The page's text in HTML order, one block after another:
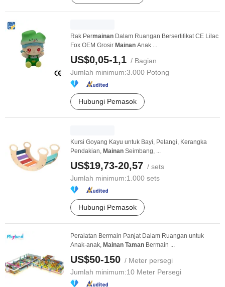
Rak Permainan Dalam Ruangan Bersertifikat CE Lilac
Fox OEM Grosir Mainan Anak ...
US$0,05-1,1 / Bagian
Jumlah minimum:3.000 Potong
Hubungi Pemasok
Kursi Goyang Kayu untuk Bayi, Pelangi, Kerangka
Pendakian, Mainan Seimbang, ...
US$19,73-20,57 / sets
Jumlah minimum:1.000 sets
Hubungi Pemasok
Peralatan Bermain Panjat Dalam Ruangan untuk
Anak-anak, Mainan Taman Bermain ...
US$50-150 / Meter persegi
Jumlah minimum:10 Meter Persegi